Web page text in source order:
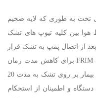
تخت به طوری که لایه ضخیم
هوا بین کلیه تیوپ های تشک
از اتصال پمپ به تشک قرار
دادن ولوم تنظیم فشار در حالت حداکثر یا FRIM برای کاهش مدت زمان
پر شدن روشن نمودن پمپ قبل از انتقال بیمار بر روی تشک به مدت 20
دستگاه و اطمینان از استحکام